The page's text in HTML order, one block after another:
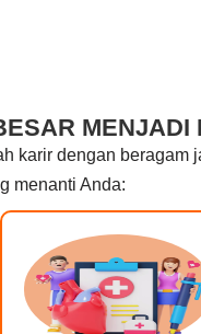
MENJADI
karir dengan beragam
menanti Anda: